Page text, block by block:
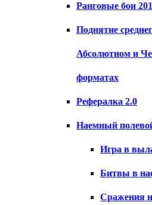
Ранговые бои
Поднятие
Абсолютном и
форматах
Рефералка 2.0
Наемный
Игра в
Битвы в
Сражения